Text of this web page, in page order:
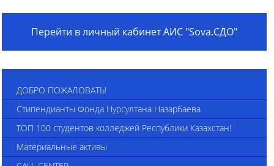
Перейти в личный кабинет АИС "Sova.СДО"
ДОБРО ПОЖАЛОВАТЬ!
Стипендианты Фонда Нурсултана Назарбаева
ТОП 100 студентов колледжей Республики Казахстан!
Материальные активы